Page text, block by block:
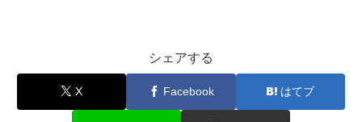
シェアする
X Facebook はてブ